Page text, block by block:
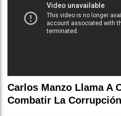
Carlos Manzo Llama A
Combatir La Corrupción